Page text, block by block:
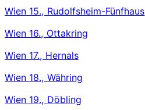
Wien 15., Rudolfsheim-Fünfhaus
Wien 16., Ottakring
Wien 17., Hernals
Wien 18., Währing
Wien 19., Döbling